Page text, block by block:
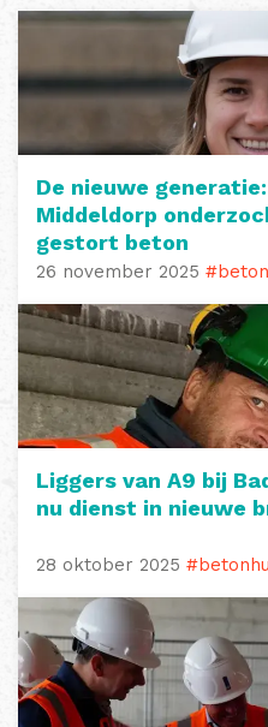
De nieuwe
Middeldorp
gestort beton
26 november 2025
Liggers van A9 bij
nu dienst in nieuwe
28 oktober 2025